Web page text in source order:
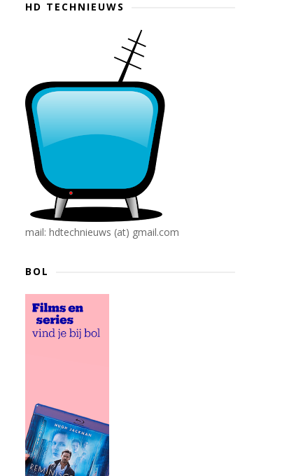
HD TECHNIEUWS
mail: hdtechnieuws (at) gmail.com
BOL